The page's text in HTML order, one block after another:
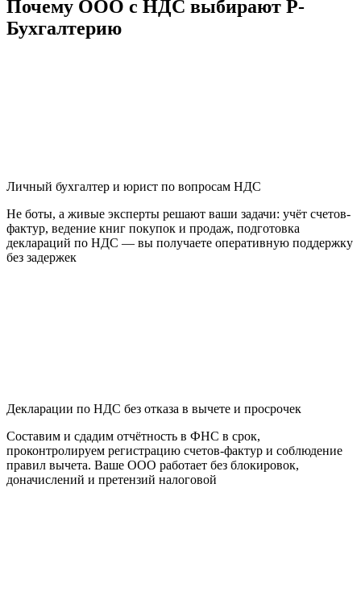
Почему ООО с НДС выбирают Р-
Бухгалтерию
Личный бухгалтер и юрист по вопросам НДС
Не боты, а живые эксперты решают ваши задачи: учёт счетов-
фактур, ведение книг покупок и продаж, подготовка
деклараций по НДС — вы получаете оперативную поддержку
без задержек
Декларации по НДС без отказа в вычете и просрочек
Составим и сдадим отчётность в ФНС в срок,
проконтролируем регистрацию счетов-фактур и соблюдение
правил вычета. Ваше ООО работает без блокировок,
доначислений и претензий налоговой